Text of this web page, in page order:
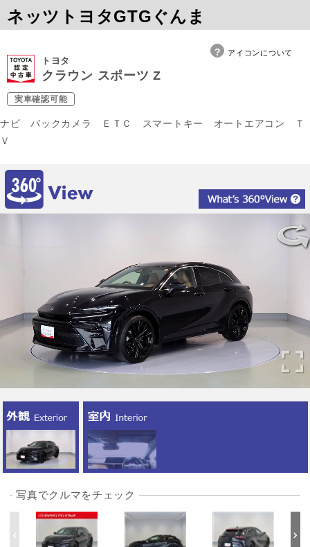
ネッツトヨタGTGぐんま
アイコンについて
トヨタ
クラウン スポーツ Z
実車確認可能
ナビ バックカメラ ＥＴＣ スマートキー オートエアコン Ｔ
Ｖ
写真でクルマをチェック